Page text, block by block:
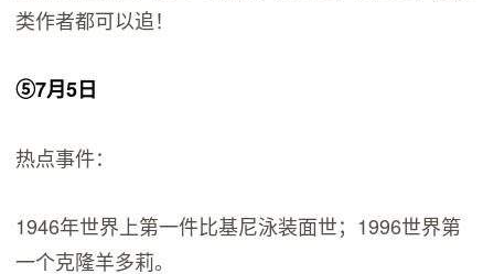
类作者都可以追！
⑤7月5日
热点事件：
1946年世界上第一件比基尼泳装面世；1996世界第
一个克隆羊多莉。